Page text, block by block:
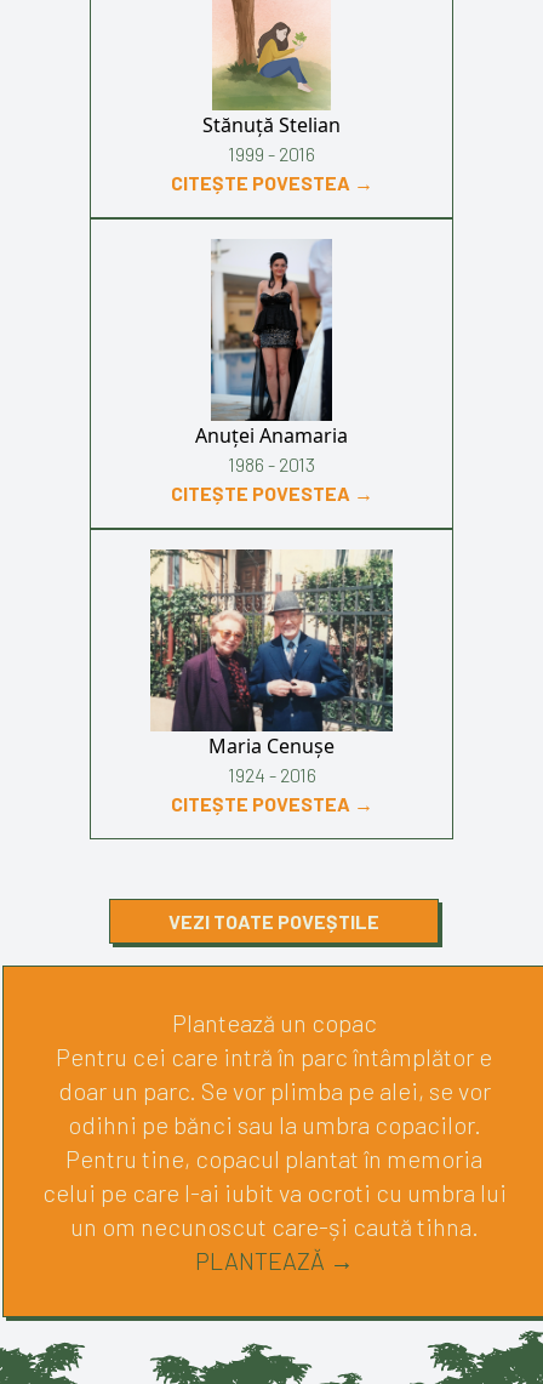
Stănuță Stelian
1999 - 2016
CITEȘTE POVESTEA →
Anuței Anamaria
1986 - 2013
CITEȘTE POVESTEA →
Maria Cenușe
1924 - 2016
CITEȘTE POVESTEA →
VEZI TOATE POVEȘTILE
Plantează un copac
Pentru cei care intră în parc întâmplător e
doar un parc. Se vor plimba pe alei, se vor
odihni pe bănci sau la umbra copacilor.
Pentru tine, copacul plantat în memoria
celui pe care l-ai iubit va ocroti cu umbra lui
un om necunoscut care-și caută tihna.
PLANTEAZĂ →